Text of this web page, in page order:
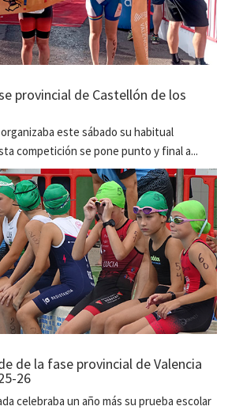
provincial de Castellón de los
este sábado su habitual
competición se pone punto y final a...
de la fase provincial de Valencia
26
celebraba un año más su prueba escolar